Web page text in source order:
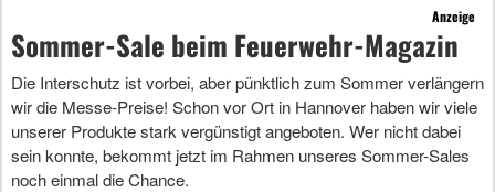
Anzeige
Sommer-Sale beim Feuerwehr-Magazin
Die Interschutz ist vorbei, aber pünktlich zum Sommer verlängern
wir die Messe-Preise! Schon vor Ort in Hannover haben wir viele
unserer Produkte stark vergünstigt angeboten. Wer nicht dabei
sein konnte, bekommt jetzt im Rahmen unseres Sommer-Sales
noch einmal die Chance.